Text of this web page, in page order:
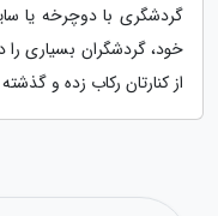
گردشگری با دوچرخه یا
خود، گردشگران بسیاری را
از کنارتان رکاب زده و